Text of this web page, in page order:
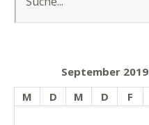
September 2019
M
D M D F